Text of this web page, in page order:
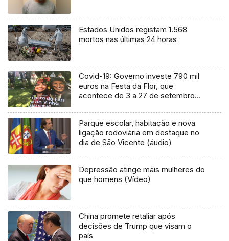
Estados Unidos registam 1.568
mortos nas últimas 24 horas
Covid-19: Governo investe 790 mil
euros na Festa da Flor, que
acontece de 3 a 27 de setembro
Parque escolar, habitação e nova
ligação rodoviária em destaque no
dia de São Vicente (áudio)
Depressão atinge mais mulheres do
que homens (Vídeo)
China promete retaliar após
decisões de Trump que visam o
país